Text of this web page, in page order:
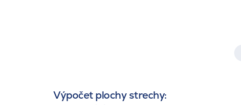
Výpočet plochy strechy: